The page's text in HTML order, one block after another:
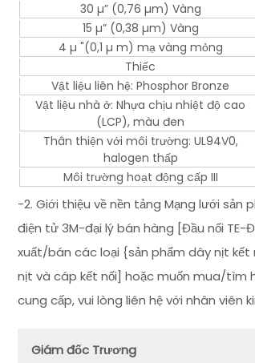
30 µ” (0,76 µm) Vàng
15 µ” (0,38 µm) Vàng
4 µ "(0,1 µ m) mạ vàng mỏng
Thiếc
Vật liệu liên hệ: Phosphor Bronze
Vật liệu nhà ở: Nhựa chịu nhiệt độ cao
(LCP), màu đen
Thân thiện với môi trường: UL94V0,
halogen thấp
Môi trường hoạt động cấp III
-2. Giới thiệu về nền tảng Mạng lưới sản
điện tử 3M-đại lý bán hàng [Đầu nối TE-
xuất/bán các loại {sản phẩm dây nịt kết
nịt và cáp kết nối] hoặc muốn mua/tìm
cung cấp, vui lòng liên hệ với nhân viên
Giám đốc Trương